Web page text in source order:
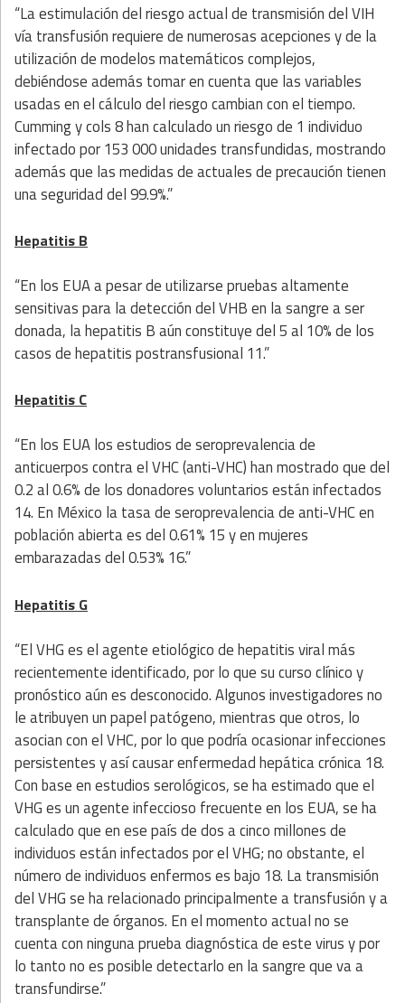
“La estimulación del riesgo actual de transmisión del VIH
vía transfusión requiere de numerosas acepciones y de la
utilización de modelos matemáticos complejos,
debiéndose además tomar en cuenta que las variables
usadas en el cálculo del riesgo cambian con el tiempo.
Cumming y cols 8 han calculado un riesgo de 1 individuo
infectado por 153 000 unidades transfundidas, mostrando
además que las medidas de actuales de precaución tienen
una seguridad del 99.9%.”
Hepatitis B
“En los EUA a pesar de utilizarse pruebas altamente
sensitivas para la detección del VHB en la sangre a ser
donada, la hepatitis B aún constituye del 5 al 10% de los
casos de hepatitis postransfusional 11.”
Hepatitis C
“En los EUA los estudios de seroprevalencia de
anticuerpos contra el VHC (anti-VHC) han mostrado que del
0.2 al 0.6% de los donadores voluntarios están infectados
14. En México la tasa de seroprevalencia de anti-VHC en
población abierta es del 0.61% 15 y en mujeres
embarazadas del 0.53% 16.”
Hepatitis G
“El VHG es el agente etiológico de hepatitis viral más
recientemente identificado, por lo que su curso clínico y
pronóstico aún es desconocido. Algunos investigadores no
le atribuyen un papel patógeno, mientras que otros, lo
asocian con el VHC, por lo que podría ocasionar infecciones
persistentes y así causar enfermedad hepática crónica 18.
Con base en estudios serológicos, se ha estimado que el
VHG es un agente infeccioso frecuente en los EUA, se ha
calculado que en ese país de dos a cinco millones de
individuos están infectados por el VHG; no obstante, el
número de individuos enfermos es bajo 18. La transmisión
del VHG se ha relacionado principalmente a transfusión y a
transplante de órganos. En el momento actual no se
cuenta con ninguna prueba diagnóstica de este virus y por
lo tanto no es posible detectarlo en la sangre que va a
transfundirse.”